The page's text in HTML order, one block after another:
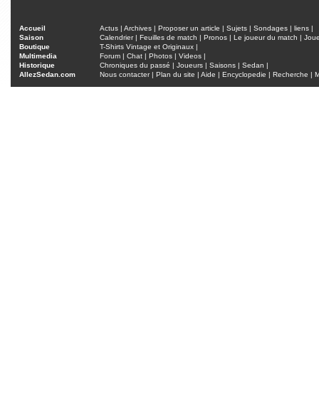
Accueil Actus | Archives | Proposer un article | Sujets | Sondages | liens |
Saison
Calendrier| Feuilles de match | Pronos | Le joueur du match |
Boutique
T-Shirts Vintage et Originaux |
Multimedia
Forum | Chat | Photos | Videos |
Historique
Chroniques du passé | Joueurs | Saisons | Sedan |
AllezSedan.com
Nous contacter| Plan du site | Aide | Encyclopedie | Recherche |